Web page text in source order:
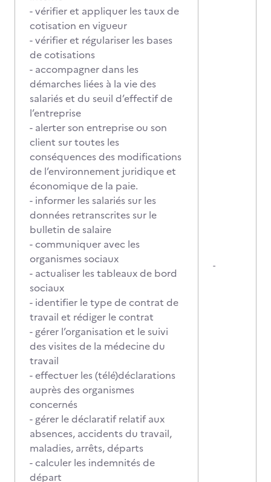
- vérifier et appliquer les taux de
cotisation en vigueur
- vérifier et régulariser les bases
de cotisations
- accompagner dans les
démarches liées à la vie des
salariés et du seuil d’effectif de
l’entreprise
- alerter son entreprise ou son
client sur toutes les
conséquences des modifications
de l’environnement juridique et
économique de la paie.
- informer les salariés sur les
données retranscrites sur le
bulletin de salaire
- communiquer avec les
organismes sociaux
- actualiser les tableaux de bord
sociaux
- identifier le type de contrat de
travail et rédiger le contrat
- gérer l’organisation et le suivi
des visites de la médecine du
travail
- effectuer les (télé)déclarations
auprès des organismes
concernés
- gérer le déclaratif relatif aux
absences, accidents du travail,
maladies, arrêts, départs
- calculer les indemnités de
départ
-